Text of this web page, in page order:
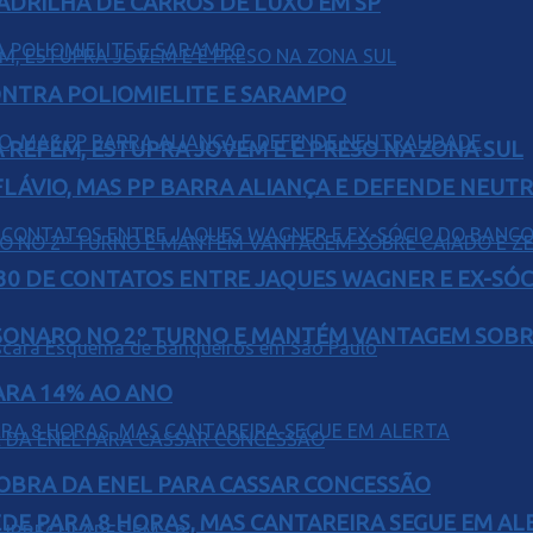
ESTUPRA JOVEM E É PRESO NA ZONA SUL
NO 2º TURNO E MANTÉM VANTAGEM
PARA 8 HORAS, MAS CANTAREIRA SEGUE EM
POLIOMIELITE E SARAMPO
MAS PP BARRA ALIANÇA E DEFENDE
DE CONTATOS ENTRE JAQUES WAGNER E EX-
14% AO ANO
DA ENEL PARA CASSAR CONCESSÃO